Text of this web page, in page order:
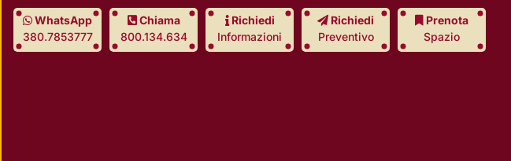
WhatsApp
380.7853777
Chiama
800.134.634
Richiedi
Informazioni
Richiedi
Preventivo
Prenota
Spazio